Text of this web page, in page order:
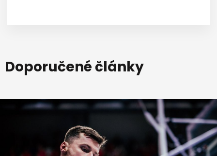
Doporučené články